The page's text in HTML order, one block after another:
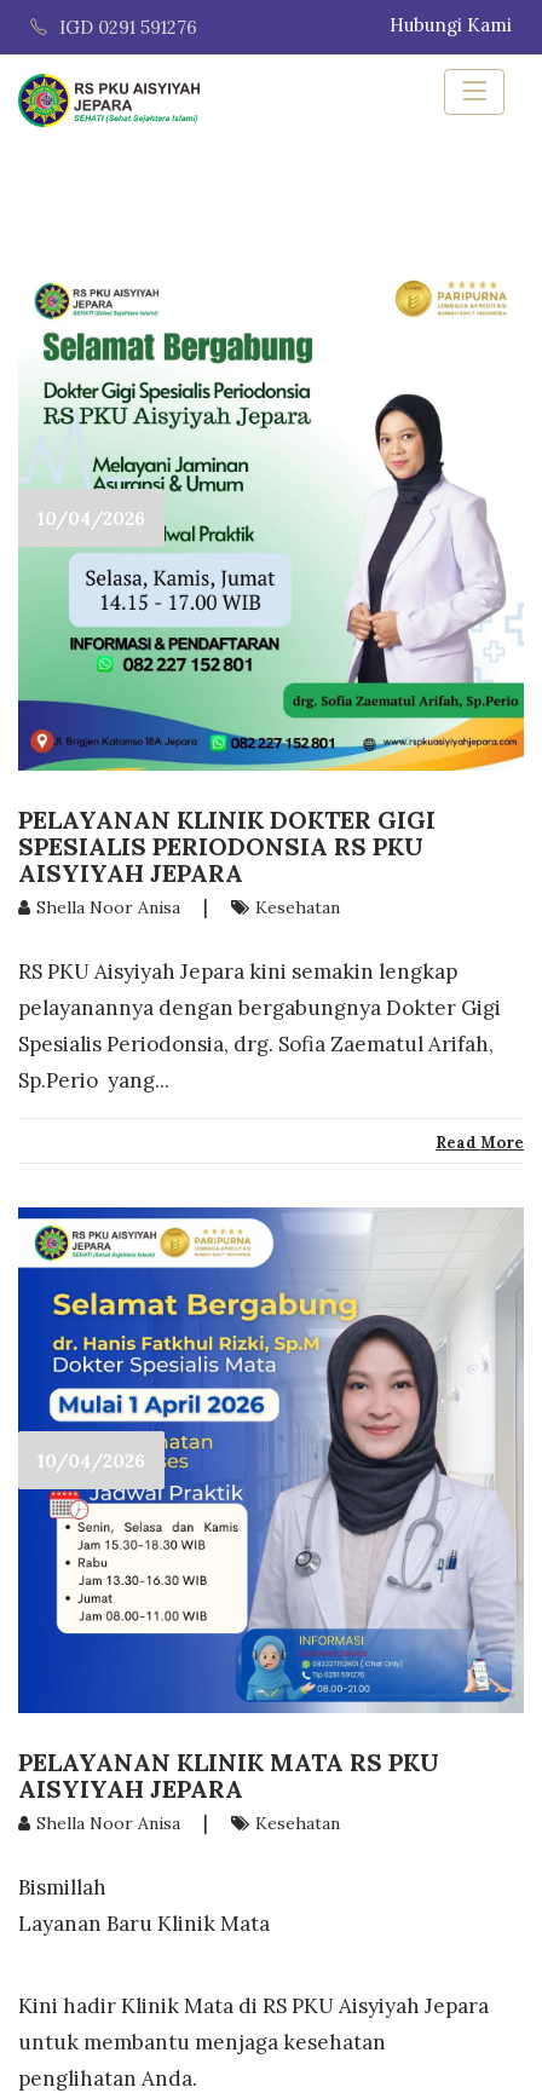
IGD 0291 591276 Hubungi Kami
10/04/2026
PELAYANAN KLINIK DOKTER GIGI
SPESIALIS PERIODONSIA RS PKU
AISYIYAH JEPARA
Shella Noor Anisa | Kesehatan
RS PKU Aisyiyah Jepara kini semakin lengkap
pelayanannya dengan bergabungnya Dokter Gigi
Spesialis Periodonsia, drg. Sofia Zaematul Arifah,
Sp.Perio yang...
Read More
10/04/2026
PELAYANAN KLINIK MATA RS PKU
AISYIYAH JEPARA
Shella Noor Anisa | Kesehatan
Bismillah
Layanan Baru Klinik Mata
Kini hadir Klinik Mata di RS PKU Aisyiyah Jepara
untuk membantu menjaga kesehatan
penglihatan Anda.